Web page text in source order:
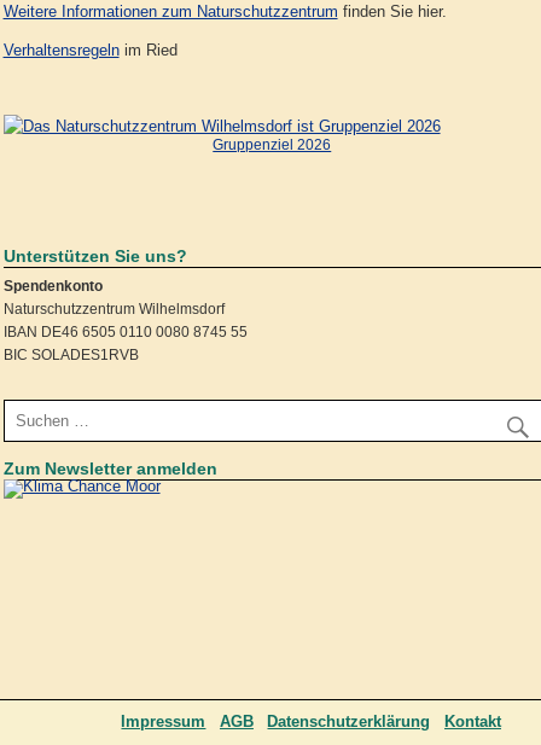
Weitere Informationen zum Naturschutzzentrum finden Sie hier.
Verhaltensregelnim Ried
Gruppenziel 2026
Unterstützen Sie uns?
Spendenkonto
Naturschutzzentrum Wilhelmsdorf
IBAN DE46 6505 0110 0080 8745 55
BIC SOLADES1RVB
Zum Newsletter anmelden
Kontakt
Datenschutzerklärung
AGB
Impressum